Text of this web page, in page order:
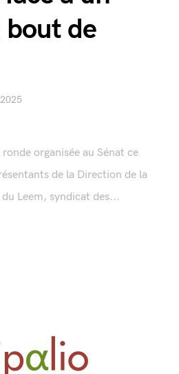
bout de
organisée au Sénat ce
de la Direction de la
Leem, syndicat des...